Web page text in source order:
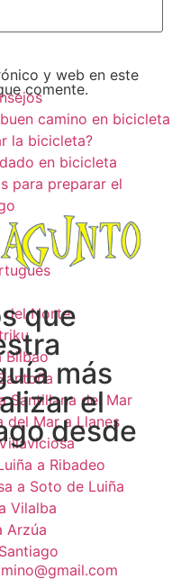
camino en bicicleta
la bicicleta?
en bicicleta
para preparar el
del Norte
Bilbao
Santillana del Mar
del Mar a Llanes
a Ribadeo
a Soto de Luiña
Vilalba
Arzúa
y web en este
comente.
que
más
el
desde